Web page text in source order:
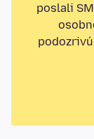
poslali